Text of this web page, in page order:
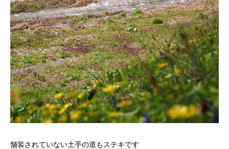
舗装されていない土手の道もステキです